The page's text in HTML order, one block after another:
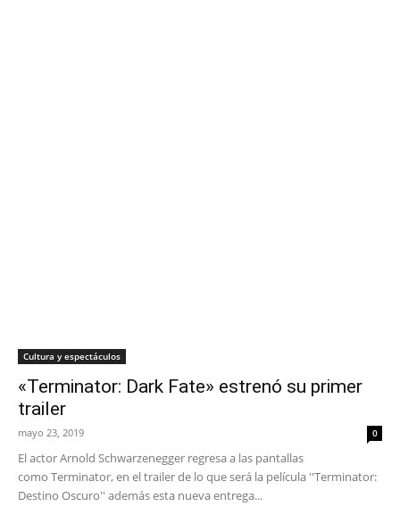
Cultura y espectáculos
«Terminator: Dark Fate» estrenó su primer
trailer
mayo 23, 2019 0
El actor Arnold Schwarzenegger regresa a las pantallas
como Terminator, en el trailer de lo que será la película ''Terminator:
Destino Oscuro'' además esta nueva entrega...